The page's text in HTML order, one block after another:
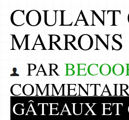
COULANT
MARRONS
PAR
GÂTEAUX ET